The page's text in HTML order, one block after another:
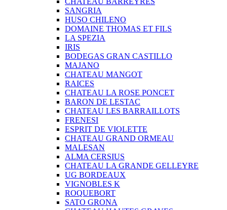
SANGRIA
HUSO CHILENO
DOMAINE THOMAS ET FILS
LA SPEZIA
IRIS
BODEGAS GRAN CASTILLO
MAJANO
CHATEAU MANGOT
RAICES
CHATEAU LA ROSE PONCET
BARON DE LESTAC
CHATEAU LES BARRAILLOTS
FRENESI
ESPRIT DE VIOLETTE
CHATEAU GRAND ORMEAU
MALESAN
ALMA CERSIUS
CHATEAU LA GRANDE GELLEYRE
UG BORDEAUX
VIGNOBLES K
ROQUEBORT
SATO GRONA